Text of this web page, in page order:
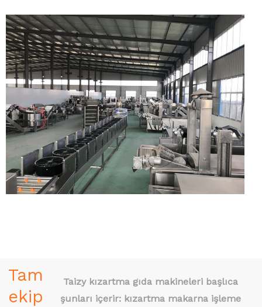
Tam
ekip
Taizy kızartma gıda makineleri başlıca
şunları içerir: kızartma makarna işleme